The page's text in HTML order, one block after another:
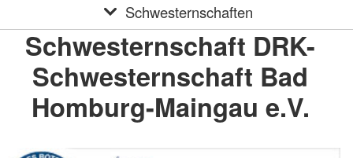
Schwesternschaften
Schwesternschaft DRK-
Schwesternschaft Bad
Homburg-Maingau e.V.